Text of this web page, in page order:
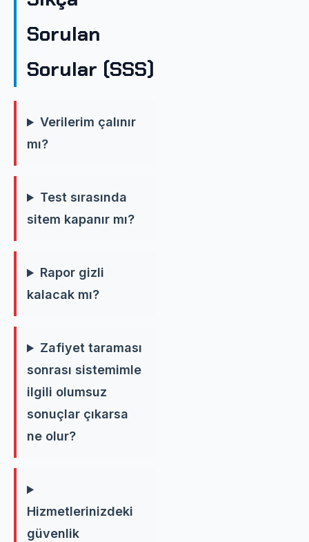
Sorulan
Sorular (SSS)
Verilerim çalınır
mı?
Test sırasında
sitem kapanır mı?
Rapor gizli
kalacak mı?
Zafiyet taraması
sonrası sistemimle
ilgili olumsuz
sonuçlar çıkarsa
ne olur?
Hizmetlerinizdeki
güvenlik